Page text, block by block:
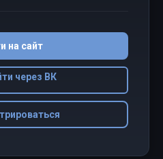
на сайт
через ВК